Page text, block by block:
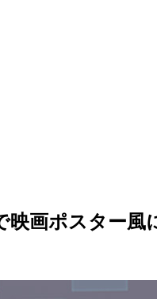
映画ポスター風